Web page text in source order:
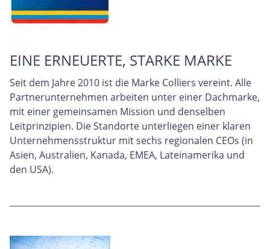
EINE ERNEUERTE, STARKE MARKE
Seit dem Jahre 2010 ist die Marke Colliers vereint. Alle
Partnerunternehmen arbeiten unter einer Dachmarke,
mit einer gemeinsamen Mission und denselben
Leitprinzipien. Die Standorte unterliegen einer klaren
Unternehmensstruktur mit sechs regionalen CEOs (in
Asien, Australien, Kanada, EMEA, Lateinamerika und
den USA).